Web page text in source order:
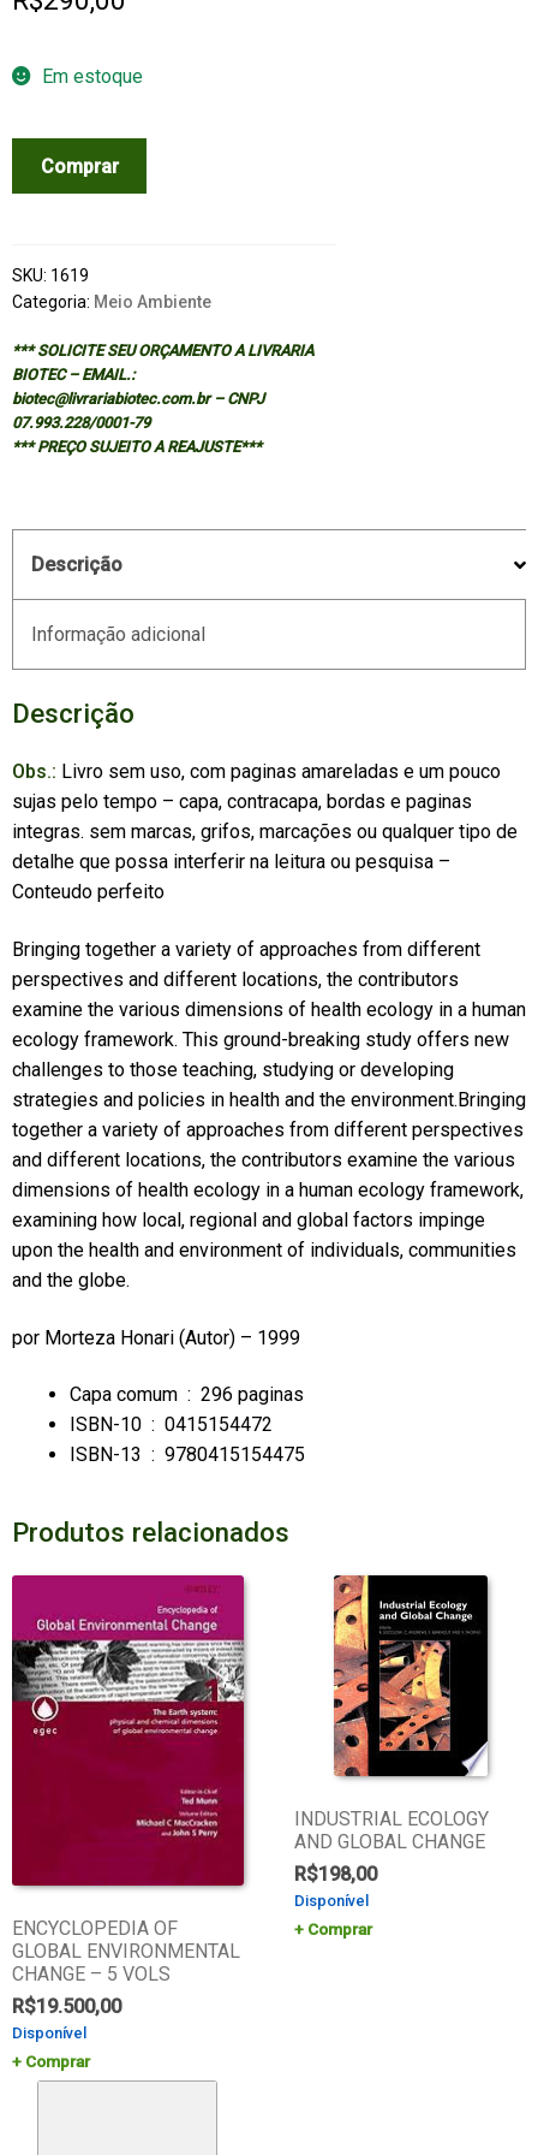
Em estoque
ECOLOGY
CULTURE
AND
ENVIRONMENT
INTERACTION
quantidade
Comprar
SKU: 1619
Categoria: Meio Ambiente
*** SOLICITE SEU ORÇAMENTO A LIVRARIA
BIOTEC – EMAIL.:
biotec@livrariabiotec.com.br – CNPJ
07.993.228/0001-79
*** PREÇO SUJEITO A REAJUSTE***
Descrição
Informação adicional
Descrição
Obs.: Livro sem uso, com paginas amareladas e um pouco
sujas pelo tempo – capa, contracapa, bordas e paginas
integras. sem marcas, grifos, marcações ou qualquer tipo de
detalhe que possa interferir na leitura ou pesquisa –
Conteudo perfeito
Bringing together a variety of approaches from different
perspectives and different locations, the contributors
examine the various dimensions of health ecology in a human
ecology framework. This ground-breaking study offers new
challenges to those teaching, studying or developing
strategies and policies in health and the environment.Bringing
together a variety of approaches from different perspectives
and different locations, the contributors examine the various
dimensions of health ecology in a human ecology framework,
examining how local, regional and global factors impinge
upon the health and environment of individuals, communities
and the globe.
por Morteza Honari (Autor) – 1999
Capa comum ‏ : ‎ 296 paginas
ISBN-10 ‏ : ‎ 0415154472
ISBN-13 ‏ : ‎ 9780415154475
Produtos relacionados
ENCYCLOPEDIA OF
GLOBAL ENVIRONMENTAL
CHANGE – 5 VOLS
R$19.500,00
Disponível
Comprar
INDUSTRIAL ECOLOGY
AND GLOBAL CHANGE
R$198,00
Disponível
Comprar